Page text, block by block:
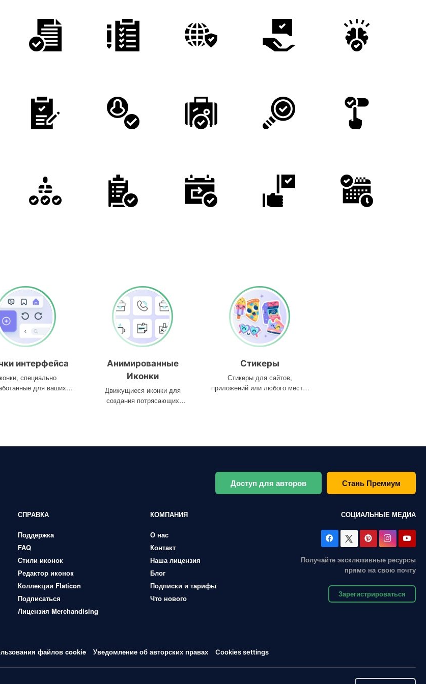
интерфейса
специально
для ваших
Анимированные
Иконки
Движущиеся иконки для
создания потрясающих
Стикеры
Стикеры для сайтов,
приложений или любого места,
Доступ для авторов Стань Премиум
СПРАВКА
Поддержка
FAQ
Стили иконок
Редактор иконок
Коллекции Flaticon
Подписаться
Лицензия Merchandising
КОМПАНИЯ
О нас
Контакт
Наша лицензия
Блог
Подписки и тарифы
Что нового
СОЦИАЛЬНЫЕ МЕДИА
Получайте эксклюзивные ресурсы
прямо на свою почту
Зарегистрироваться
файлов cookie Уведомление об авторских правах Cookies settings